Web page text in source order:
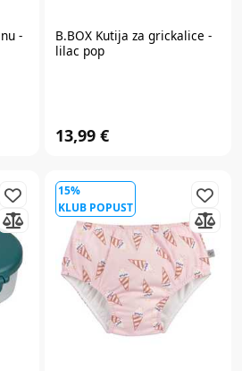
-
B.BOX Kutija za grickalice -
lilac pop
13,99 €
15%
KLUB POPUST